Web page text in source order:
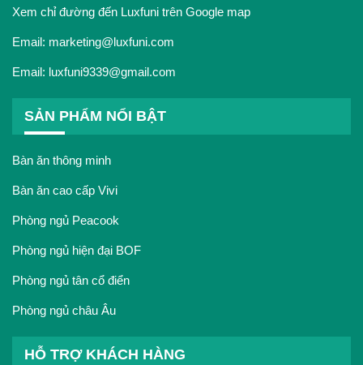
Xem chỉ đường đến Luxfuni trên Google map
Email: marketing@luxfuni.com
Email: luxfuni9339@gmail.com
SẢN PHẨM NỔI BẬT
Bàn ăn thông minh
Bàn ăn cao cấp Vivi
Phòng ngủ Peacook
Phòng ngủ hiện đại BOF
Phòng ngủ tân cổ điển
Phòng ngủ châu Âu
HỖ TRỢ KHÁCH HÀNG